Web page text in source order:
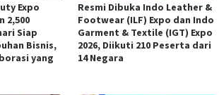
Expo
2,500
Siap
Bisnis,
yang
Resmi Dibuka Indo Leather &
Footwear (ILF) Expo dan Indo
Garment & Textile (IGT) Expo
2026, Diikuti 210 Peserta dari
14 Negara